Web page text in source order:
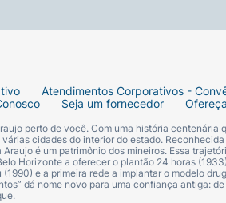
Atendimentos Corporativos -
Seja um fornecedor
perto de você. Com uma história
cidades do interior do estado.
é um patrimônio dos mineiros. Essa
Horizonte a oferecer o plantão 24 horas
e a primeira rede a implantar o modelo
dá nome novo para uma confiança antiga: